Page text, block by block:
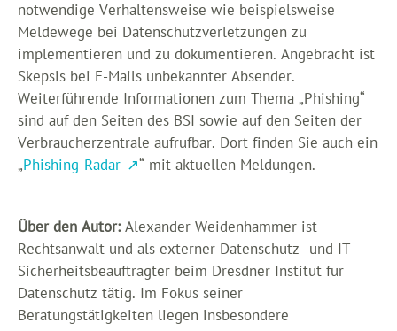
notwendige Verhaltensweise wie beispielsweise
Meldewege bei Datenschutzverletzungen zu
implementieren und zu dokumentieren. Angebracht ist
Skepsis bei E-Mails unbekannter Absender.
Weiterführende Informationen zum Thema „Phishing“
sind auf den Seiten des BSI sowie auf den Seiten der
Verbraucherzentrale aufrufbar. Dort finden Sie auch ein
„Phishing-Radar “ mit aktuellen Meldungen.
Über den Autor:Alexander Weidenhammer ist
Rechtsanwalt und als externer Datenschutz- und IT-
Sicherheitsbeauftragter beim Dresdner Institut für
Datenschutz tätig. Im Fokus seiner
Beratungstätigkeiten liegen insbesondere